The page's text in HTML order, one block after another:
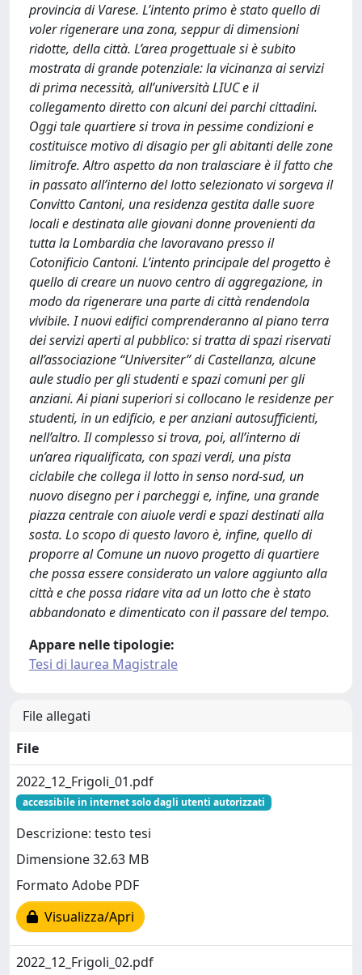
provincia di Varese. L’intento primo è stato quello di
voler rigenerare una zona, seppur di dimensioni
ridotte, della città. L’area progettuale si è subito
mostrata di grande potenziale: la vicinanza ai servizi
di prima necessità, all’università LIUC e il
collegamento diretto con alcuni dei parchi cittadini.
Oggi tale quartiere si trova in pessime condizioni e
costituisce motivo di disagio per gli abitanti delle zone
limitrofe. Altro aspetto da non tralasciare è il fatto che
in passato all’interno del lotto selezionato vi sorgeva il
Convitto Cantoni, una residenza gestita dalle suore
locali e destinata alle giovani donne provenienti da
tutta la Lombardia che lavoravano presso il
Cotonificio Cantoni. L’intento principale del progetto è
quello di creare un nuovo centro di aggregazione, in
modo da rigenerare una parte di città rendendola
vivibile. I nuovi edifici comprenderanno al piano terra
dei servizi aperti al pubblico: si tratta di spazi riservati
all’associazione “Universiter” di Castellanza, alcune
aule studio per gli studenti e spazi comuni per gli
anziani. Ai piani superiori si collocano le residenze per
studenti, in un edificio, e per anziani autosufficienti,
nell’altro. Il complesso si trova, poi, all’interno di
un’area riqualificata, con spazi verdi, una pista
ciclabile che collega il lotto in senso nord-sud, un
nuovo disegno per i parcheggi e, infine, una grande
piazza centrale con aiuole verdi e spazi destinati alla
sosta. Lo scopo di questo lavoro è, infine, quello di
proporre al Comune un nuovo progetto di quartiere
che possa essere considerato un valore aggiunto alla
città e che possa ridare vita ad un lotto che è stato
abbandonato e dimenticato con il passare del tempo.
Appare nelle tipologie:
Tesi di laurea Magistrale
File allegati
File
2022_12_Frigoli_01.pdf
accessibile in internet solo dagli utenti autorizzati
Descrizione: testo tesi
Dimensione 32.63 MB
Formato Adobe PDF
Visualizza/Apri
2022_12_Frigoli_02.pdf